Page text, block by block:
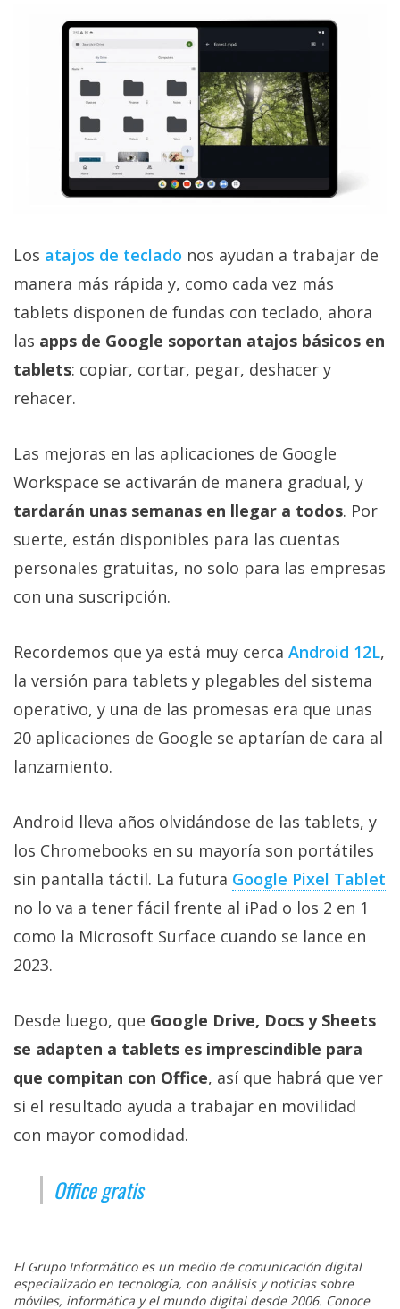
Los atajos de teclado nos ayudan a trabajar de
manera más rápida y, como cada vez más
tablets disponen de fundas con teclado, ahora
las apps de Google soportan atajos básicos en
tablets: copiar, cortar, pegar, deshacer y
rehacer.
Las mejoras en las aplicaciones de Google
Workspace se activarán de manera gradual, y
tardarán unas semanas en llegar a todos. Por
suerte, están disponibles para las cuentas
personales gratuitas, no solo para las empresas
con una suscripción.
Recordemos que ya está muy cerca Android 12L,
la versión para tablets y plegables del sistema
operativo, y una de las promesas era que unas
20 aplicaciones de Google se aptarían de cara al
lanzamiento.
Android lleva años olvidándose de las tablets, y
los Chromebooks en su mayoría son portátiles
sin pantalla táctil. La futura Google Pixel Tablet
no lo va a tener fácil frente al iPad o los 2 en 1
como la Microsoft Surface cuando se lance en
2023.
Desde luego, que Google Drive, Docs y Sheets
se adapten a tablets es imprescindible para
que compitan con Office, así que habrá que ver
si el resultado ayuda a trabajar en movilidad
con mayor comodidad.
Office gratis
El Grupo Informático es un medio de comunicación digital
especializado en tecnología, con análisis y noticias sobre
móviles, informática y el mundo digital desde 2006. Conoce